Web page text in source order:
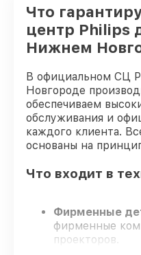
Что
центр Philips
Нижнем
В официальном СЦ
Новгороде
обеспечиваем
обслуживания и
каждого клиента.
основаны на
Что входит в
Фирменные
фирменные
проекторов.